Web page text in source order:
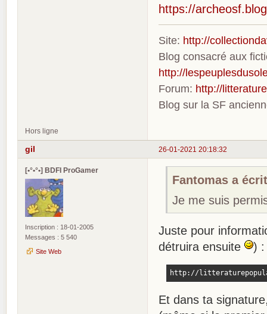
https://
Site: http://
Blog consacré aux
http://
Forum: http://
Blog sur la SF
Hors ligne
26-01-2021 20:18:32
gil
[•°•°•] BDFI ProGamer
Inscription : 18-01-2005
Messages : 5 540
Site Web
Fantomas a
Je me suis
Juste pour
détruira ensuite
) :
http://
Et dans ta